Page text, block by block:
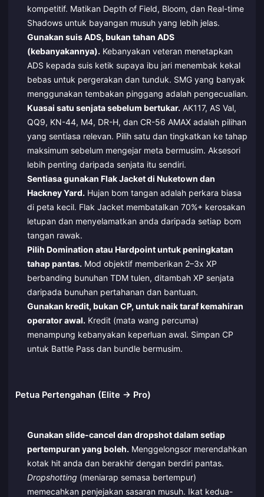
kompetitif. Matikan Depth of Field, Bloom, dan Real-time
Shadows untuk bayangan musuh yang lebih jelas.
Gunakan suis ADS, bukan tahan ADS
(kebanyakannya). Kebanyakan veteran menetapkan
ADS kepada suis ketik supaya ibu jari menembak kekal
bebas untuk pergerakan dan tunduk. SMG yang banyak
menggunakan tembakan pinggang adalah pengecualian.
Kuasai satu senjata sebelum bertukar. AK117, AS Val,
QQ9, KN-44, M4, DR-H, dan CR-56 AMAX adalah pilihan
yang sentiasa relevan. Pilih satu dan tingkatkan ke tahap
maksimum sebelum mengejar meta bermusim. Aksesori
lebih penting daripada senjata itu sendiri.
Sentiasa gunakan Flak Jacket di Nuketown dan
Hackney Yard. Hujan bom tangan adalah perkara biasa
di peta kecil. Flak Jacket membatalkan 70%+ kerosakan
letupan dan menyelamatkan anda daripada setiap bom
tangan rawak.
Pilih Domination atau Hardpoint untuk peningkatan
tahap pantas. Mod objektif memberikan 2–3x XP
berbanding bunuhan TDM tulen, ditambah XP senjata
daripada bunuhan pertahanan dan bantuan.
Gunakan kredit, bukan CP, untuk naik taraf kemahiran
operator awal. Kredit (mata wang percuma)
menampung kebanyakan keperluan awal. Simpan CP
untuk Battle Pass dan bundle bermusim.
Petua Pertengahan (Elite → Pro)
Gunakan slide-cancel dan dropshot dalam setiap
pertempuran yang boleh. Menggelongsor merendahkan
kotak hit anda dan berakhir dengan berdiri pantas.
Dropshotting (meniarap semasa bertempur)
memecahkan penjejakan sasaran musuh. Ikat kedua-